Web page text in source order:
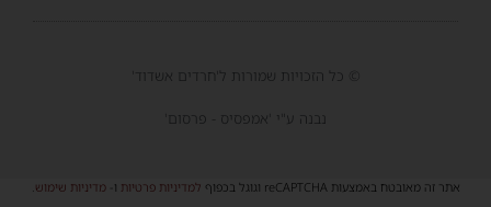
© כל הזכויות שמורות ל'חרדים אשדוד'
נבנה ע"י 'אמפסיס - פרסום'
אתר זה מאובטח באמצעות reCAPTCHA וגוגל בכפוף למדיניות פרטיותו-מדיניות שימוש.